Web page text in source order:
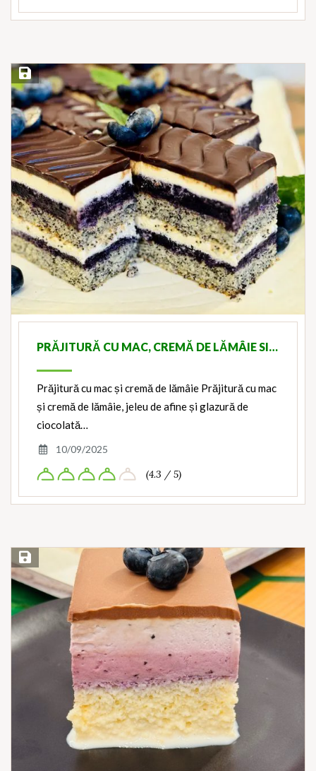
Save Recipe
PRĂJITURĂ CU MAC, CREMĂ DE LĂMÂIE SI…
Prăjitură cu mac și cremă de lămâie Prăjitură cu mac
și cremă de lămâie, jeleu de afine și glazură de
ciocolată…
10/09/2025
(4.3 / 5)
Save Recipe